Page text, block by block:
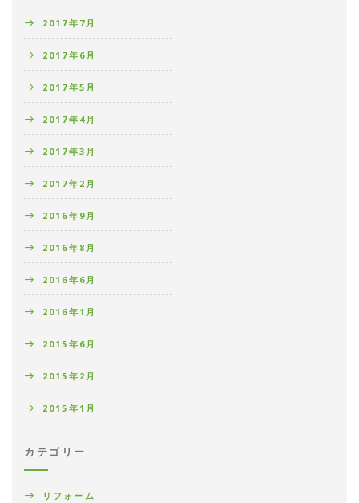
2017年7月
2017年6月
2017年5月
2017年4月
2017年3月
2017年2月
2016年9月
2016年8月
2016年6月
2016年1月
2015年6月
2015年2月
2015年1月
カテゴリー
リフォーム